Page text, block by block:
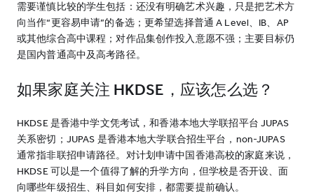
需要谨慎比较的学生包括：还没有明确艺术兴趣，只是把艺术方
向当作“更容易申请”的备选；更希望选择普通 A Level、IB、AP
或其他综合高中课程；对作品集创作投入意愿不强；主要目标仍
是国内普通高中及高考路径。
如果家庭关注 HKDSE，应该怎么选？
HKDSE 是香港中学文凭考试，和香港本地大学联招平台 JUPAS
关系密切；JUPAS 是香港本地大学联合招生平台，non-JUPAS
通常指非联招申请路径。对计划申请中国香港高校的家庭来说，
HKDSE 可以是一个值得了解的升学方向，但学校是否开设、面
向哪些年级招生、科目如何安排，都需要提前确认。